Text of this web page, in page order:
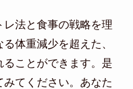
法と食事の戦略を理
体重減少を超えた、
ことができます。是
てください。あなた